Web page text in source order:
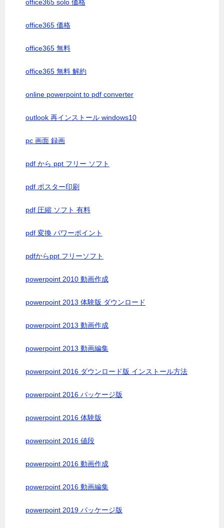
office365 solo 価格
office365 価格
office365 無料
office365 無料 解約
online powerpoint to pdf converter
outlook 再インストール windows10
pc 画面 録画
pdf から ppt フリー ソフト
pdf ポスター印刷
pdf 圧縮 ソフト 有料
pdf 変換 パワーポイント
pdfからppt フリーソフト
powerpoint 2010 動画作成
powerpoint 2013 体験版 ダウンロード
powerpoint 2013 動画作成
powerpoint 2013 動画編集
powerpoint 2016 ダウンロード版 インストール方法
powerpoint 2016 パッケージ版
powerpoint 2016 体験版
powerpoint 2016 値段
powerpoint 2016 動画作成
powerpoint 2016 動画編集
powerpoint 2019 パッケージ版